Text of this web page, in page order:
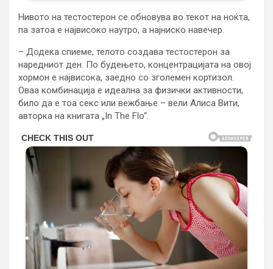
Нивото на тестостерон се обновува во текот на ноќта,
па затоа е највисоко наутро, а најниско навечер.
– Додека спиеме, телото создава тестостерон за
наредниот ден. По будењето, концентрацијата на овој
хормон е највисока, заедно со зголемен кортизол.
Оваа комбинација е идеална за физички активности,
било да е тоа секс или вежбање – вели Алиса Вити,
авторка на книгата „In The Flo“.